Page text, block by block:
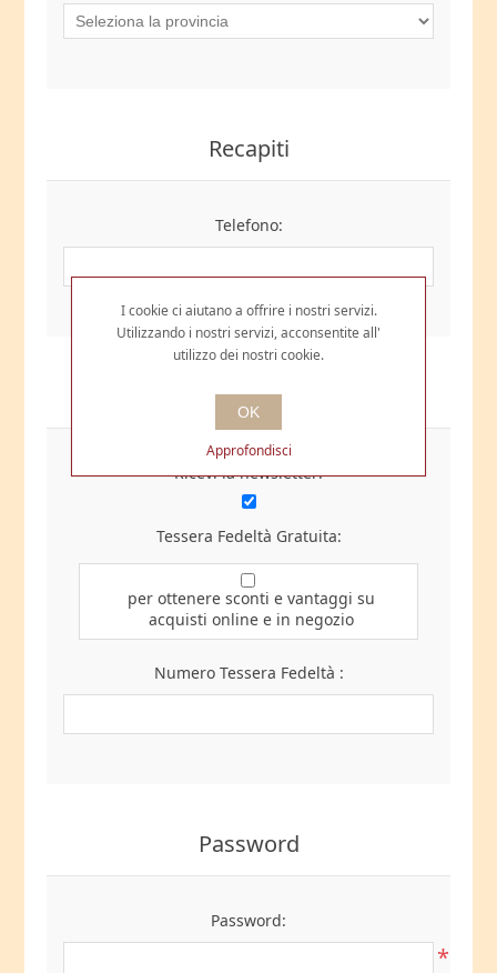
Recapiti
Telefono:
Opzioni
Ricevi la newsletter:
Tessera Fedeltà Gratuita:
per ottenere sconti e vantaggi su
acquisti online e in negozio
Numero Tessera Fedeltà :
Password
Password:
*
I cookie ci aiutano a offrire i nostri servizi.
Utilizzando i nostri servizi, acconsentite all'
utilizzo dei nostri cookie.
OK
Approfondisci